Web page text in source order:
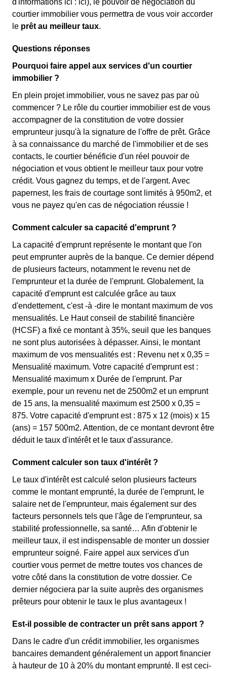
d'informations ici : ici), le pouvoir de négociation du
courtier immobilier vous permettra de vous voir accorder
le prêt au meilleur taux.
Questions réponses
Pourquoi faire appel aux services d'un courtier
immobilier ?
En plein projet immobilier, vous ne savez pas par où
commencer ? Le rôle du courtier immobilier est de vous
accompagner de la constitution de votre dossier
emprunteur jusqu'à la signature de l'offre de prêt. Grâce
à sa connaissance du marché de l'immobilier et de ses
contacts, le courtier bénéficie d'un réel pouvoir de
négociation et vous obtient le meilleur taux pour votre
crédit. Vous gagnez du temps, et de l'argent. Avec
papernest, les frais de courtage sont limités à 950m2, et
vous ne payez qu'en cas de négociation réussie !
Comment calculer sa capacité d'emprunt ?
La capacité d'emprunt représente le montant que l'on
peut emprunter auprès de la banque. Ce dernier dépend
de plusieurs facteurs, notamment le revenu net de
l'emprunteur et la durée de l'emprunt. Globalement, la
capacité d'emprunt est calculée grâce au taux
d'endettement, c'est -à -dire le montant maximum de vos
mensualités. Le Haut conseil de stabilité financière
(HCSF) a fixé ce montant à 35%, seuil que les banques
ne sont plus autorisées à dépasser. Ainsi, le montant
maximum de vos mensualités est : Revenu net x 0,35 =
Mensualité maximum. Votre capacité d'emprunt est :
Mensualité maximum x Durée de l'emprunt. Par
exemple, pour un revenu net de 2500m2 et un emprunt
de 15 ans, la mensualité maximum est 2500 x 0,35 =
875. Votre capacité d'emprunt est : 875 x 12 (mois) x 15
(ans) = 157 500m2. Attention, de ce montant devront être
déduit le taux d'intérêt et le taux d'assurance.
Comment calculer son taux d'intérêt ?
Le taux d'intérêt est calculé selon plusieurs facteurs
comme le montant emprunté, la durée de l'emprunt, le
salaire net de l'emprunteur, mais également sur des
facteurs personnels tels que l'âge de l'emprunteur, sa
stabilité professionnelle, sa santé… Afin d'obtenir le
meilleur taux, il est indispensable de monter un dossier
emprunteur soigné. Faire appel aux services d'un
courtier vous permet de mettre toutes vos chances de
votre côté dans la constitution de votre dossier. Ce
dernier négociera par la suite auprès des organismes
prêteurs pour obtenir le taux le plus avantageux !
Est-il possible de contracter un prêt sans apport ?
Dans le cadre d'un crédit immobilier, les organismes
bancaires demandent généralement un apport financier
à hauteur de 10 à 20% du montant emprunté. Il est ceci-